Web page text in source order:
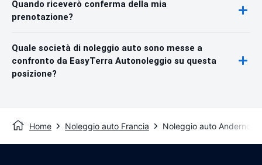
Quando riceverò conferma della mia
prenotazione?
Quale società di noleggio auto sono messe a
confronto da EasyTerra Autonoleggio su questa
posizione?
Home Noleggio auto Francia Noleggio auto Andernos-